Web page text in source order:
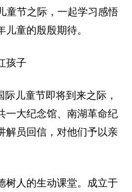
童节之际，一起学习感悟
童的殷殷期待。
孩子
际儿童节即将到来之际，
一大纪念馆、南湖革命纪
解员回信，对他们予以亲
树人的生动课堂。成立于